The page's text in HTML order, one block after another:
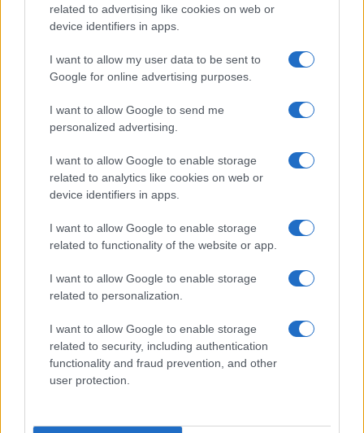
related to advertising like cookies on web or
device identifiers in apps.
I want to allow my user data to be sent to
Google for online advertising purposes.
I want to allow Google to send me
personalized advertising.
I want to allow Google to enable storage
related to analytics like cookies on web or
device identifiers in apps.
I want to allow Google to enable storage
related to functionality of the website or app.
I want to allow Google to enable storage
related to personalization.
I want to allow Google to enable storage
related to security, including authentication
functionality and fraud prevention, and other
user protection.
Attacchi da sinistra al sindaco Dem
che collabora con Trump per la
sicurezza
diSamuele Murtinu
12 Settembre 2025, 5:51